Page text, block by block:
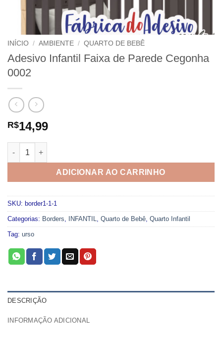
INÍCIO / AMBIENTE / QUARTO DE BEBÊ
Adesivo Infantil Faixa de Parede Cegonha
0002
R$14,99
Adesivo Infantil Faixa de Parede Cegonha 0002 quantidade
ADICIONAR AO CARRINHO
SKU: border1-1-1
Categorias: Borders, INFANTIL, Quarto de Bebê, Quarto Infantil
Tag: urso
DESCRIÇÃO
INFORMAÇÃO ADICIONAL